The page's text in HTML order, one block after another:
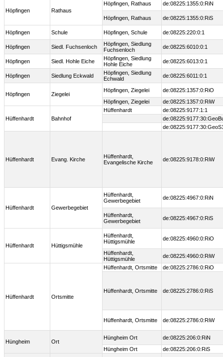
Höpfingen Rathaus
Höpfingen, Rathaus de:08225:1355:0:RiN
Höpfingen, Rathaus de:08225:1355:0:RiS
Höpfingen Schule Höpfingen, Schule de:08225:220:0:1
Höpfingen Siedl. Fuchsenloch
Höpfingen, Siedlung
Fuchsenloch
de:08225:6010:0:1
Höpfingen Siedl. Hohle Eiche
Höpfingen, Siedlung
Hohle Eiche
de:08225:6013:0:1
Höpfingen Siedlung Eckwald
Höpfingen, Siedlung
Echwald
de:08225:6011:0:1
Höpfingen Ziegelei
Höpfingen, Ziegelei
de:08225:1357:0:RiO
Höpfingen, Ziegelei
de:08225:1357:0:RiW
Hüffenhardt Bahnhof
Hüffenhardt
de:08225:9177:1:1
Hüffenhardt Evang. Kirche
Hüffenhardt,
Evangelische Kirche
de:08225:9178:0:RiW
Hüffenhardt Gewerbegebiet
Hüffenhardt,
Gewerbegebiet
de:08225:4967:0:RiN
Hüffenhardt,
Gewerbegebiet
de:08225:4967:0:RiS
Hüffenhardt Hüttigsmühle
Hüffenhardt,
Hüttigsmühle
de:08225:4960:0:RiO
Hüffenhardt,
Hüttigsmühle
de:08225:4960:0:RiW
Hüffenhardt Ortsmitte
Hüffenhardt, Ortsmitte de:08225:2786:0:RiO
Hüffenhardt, Ortsmitte de:08225:2786:0:RiS
Hüffenhardt, Ortsmitte de:08225:2786:0:RiW
Hüngheim Ort
Hüngheim Ort
de:08225:206:0:RiN
Hüngheim Ort
de:08225:206:0:RiS